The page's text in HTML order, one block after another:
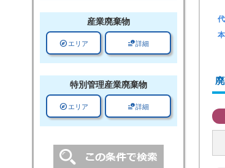
産業廃棄物
explore エリア data_info_alert詳細
特別管理産業廃棄物
explore エリア data_info_alert詳細